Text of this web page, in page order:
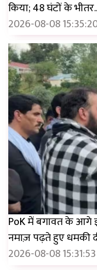
किया; 48 घंटों के
2026-08-08
PoK में बगावत के आगे
नमाज़ पढ़ते हुए धमकी
2026-08-08 15:31:53